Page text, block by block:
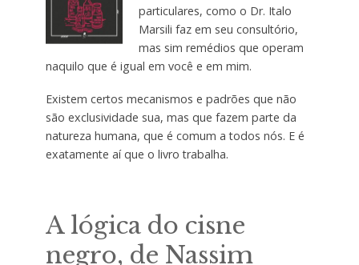
particulares, como o Dr. Italo
Marsili faz em seu consultório,
mas sim remédios que operam
naquilo que é igual em você e em mim.
Existem certos mecanismos e padrões que não
são exclusividade sua, mas que fazem parte da
natureza humana, que é comum a todos nós. E é
exatamente aí que o livro trabalha.
A lógica do cisne
negro, de Nassim